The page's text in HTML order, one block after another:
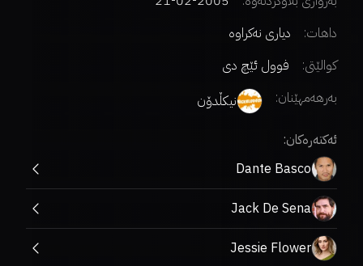
داهات:
دیاری نەکراوە
کوالێتی:
فوول ئێچ دی
بەرهەمهێنان:
نیکڵدۆن
ئەکتەرەکان:
Dante Basco
Jack De Sena
Jessie Flower